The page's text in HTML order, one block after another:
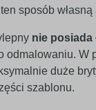
sposób własną
nie posiada
odmalowaniu. W
duże
szablonu.